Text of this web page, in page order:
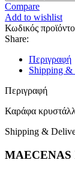
Compare
Add to wishlist
Κωδικός
Share:
Περιγραφή
Shipping
Περιγραφή
Καράφα
Shipping &